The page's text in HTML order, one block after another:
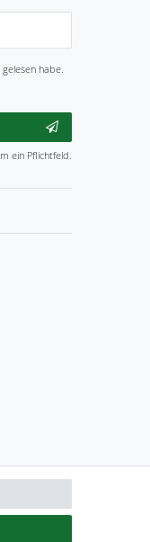
gelesen habe.
ein Pflichtfeld.